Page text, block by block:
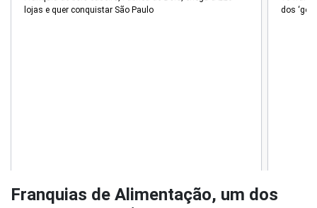
lojas e quer conquistar São Paulo
dos
Franquias de Alimentação, um dos